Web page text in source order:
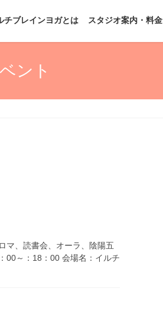
チブレインヨガとは スタジオ案内・料金
ント
マ、読書会、オーラ、陰陽五
00～：18：00 会場名：イルチ